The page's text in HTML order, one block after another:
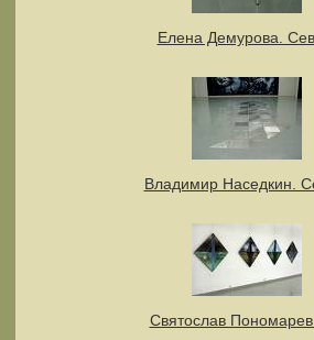
Елена Демурова.
Владимир Наседкин.
Святослав